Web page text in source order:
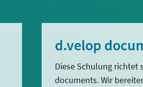
d.velop
Diese Schulung richtet
documents. Wir